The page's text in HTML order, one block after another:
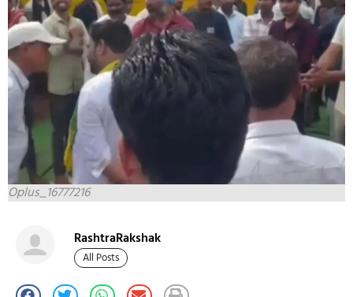
Oplus_16777216
RashtraRakshak
All Posts